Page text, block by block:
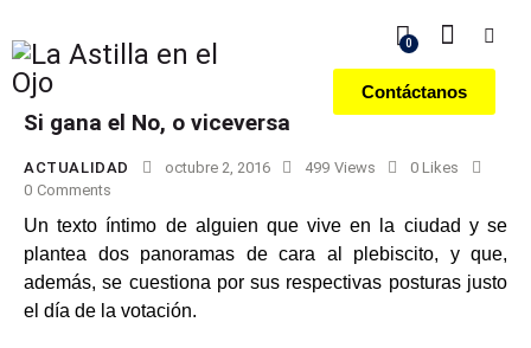
0
Contáctanos
Si gana el No, o viceversa
ACTUALIDAD octubre 2, 2016 499 Views 0 Likes
0 Comments
Un texto íntimo de alguien que vive en la ciudad y se
plantea dos panoramas de cara al plebiscito, y que,
además, se cuestiona por sus respectivas posturas justo
el día de la votación.